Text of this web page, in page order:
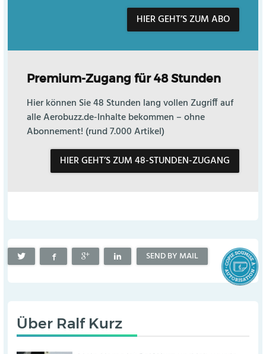
HIER GEHT’S ZUM ABO
Premium-Zugang für 48 Stunden
Hier können Sie 48 Stunden lang vollen Zugriff auf
alle Aerobuzz.de-Inhalte bekommen – ohne
Abonnement! (rund 7.000 Artikel)
HIER GEHT’S ZUM 48-STUNDEN-ZUGANG
SEND BY MAIL
Über Ralf Kurz